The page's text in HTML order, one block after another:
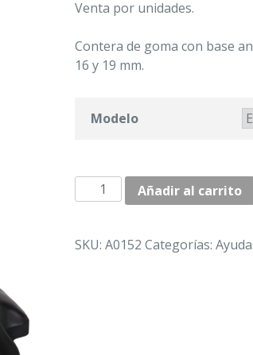
Venta por unidades.
Contera de goma con base
16 y 19 mm.
Modelo
CONTERAS
DE
ANCHA
Añadir al carrito
SKU:A0152 Categorías: